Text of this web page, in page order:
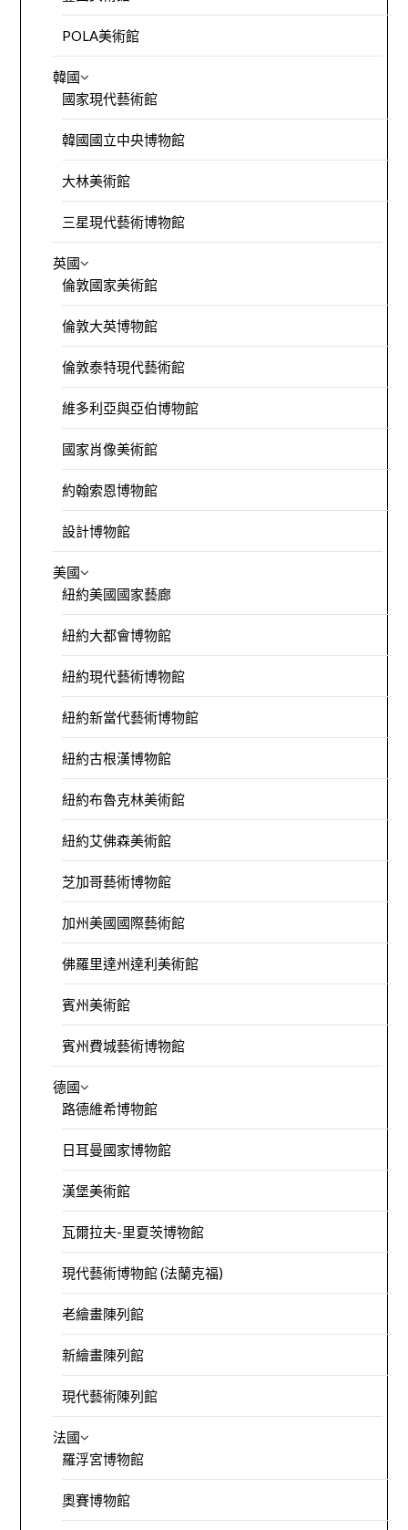
POLA美術館
韓國
國家現代藝術館
韓國國立中央博物館
大林美術館
三星現代藝術博物館
英國
倫敦國家美術館
倫敦大英博物館
倫敦泰特現代藝術館
維多利亞與亞伯博物館
國家肖像美術館
約翰索恩博物館
設計博物館
美國
紐約美國國家藝廊
紐約大都會博物館
紐約現代藝術博物館
紐約新當代藝術博物館
紐約古根漢博物館
紐約布魯克林美術館
紐約艾佛森美術館
芝加哥藝術博物館
加州美國國際藝術館
佛羅里達州達利美術館
賓州美術館
賓州費城藝術博物館
德國
路德維希博物館
日耳曼國家博物館
漢堡美術館
瓦爾拉夫-里夏茨博物館
現代藝術博物館 (法蘭克福)
老繪畫陳列館
新繪畫陳列館
現代藝術陳列館
法國
羅浮宮博物館
奧賽博物館